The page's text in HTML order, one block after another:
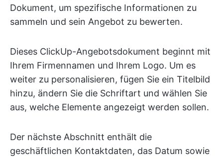
Dokument, um spezifische Informationen zu
sammeln und sein Angebot zu bewerten.
Dieses ClickUp-Angebotsdokument beginnt mit
Ihrem Firmennamen und Ihrem Logo. Um es
weiter zu personalisieren, fügen Sie ein Titelbild
hinzu, ändern Sie die Schriftart und wählen Sie
aus, welche Elemente angezeigt werden sollen.
Der nächste Abschnitt enthält die
geschäftlichen Kontaktdaten, das Datum sowie